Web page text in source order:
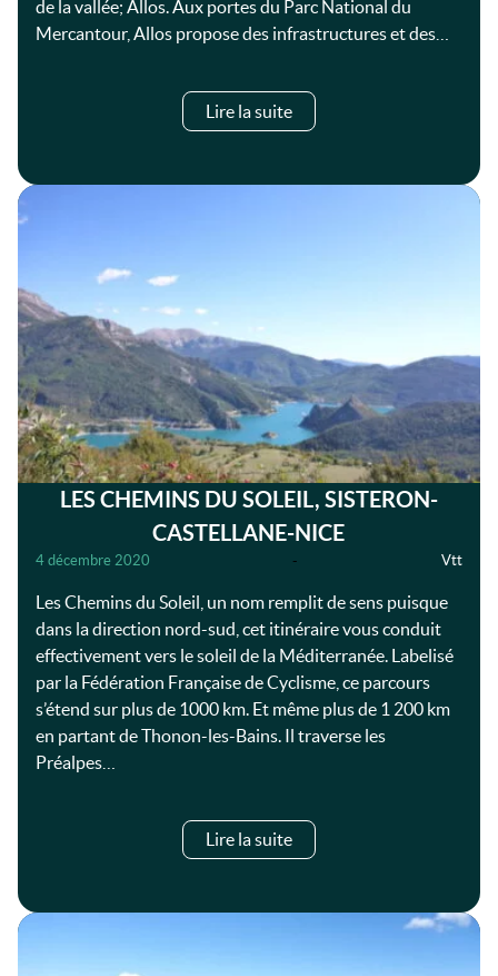
de la vallée; Allos. Aux portes du Parc National du
Mercantour, Allos propose des infrastructures et des…
Lire la suite
LES CHEMINS DU SOLEIL, SISTERON-
CASTELLANE-NICE
4 décembre 2020 - Vtt
Les Chemins du Soleil, un nom remplit de sens puisque
dans la direction nord-sud, cet itinéraire vous conduit
effectivement vers le soleil de la Méditerranée. Labelisé
par la Fédération Française de Cyclisme, ce parcours
s’étend sur plus de 1000 km. Et même plus de 1 200 km
en partant de Thonon-les-Bains. Il traverse les
Préalpes…
Lire la suite